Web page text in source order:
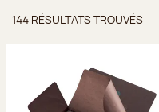
144 RÉSULTATS TROUVÉS